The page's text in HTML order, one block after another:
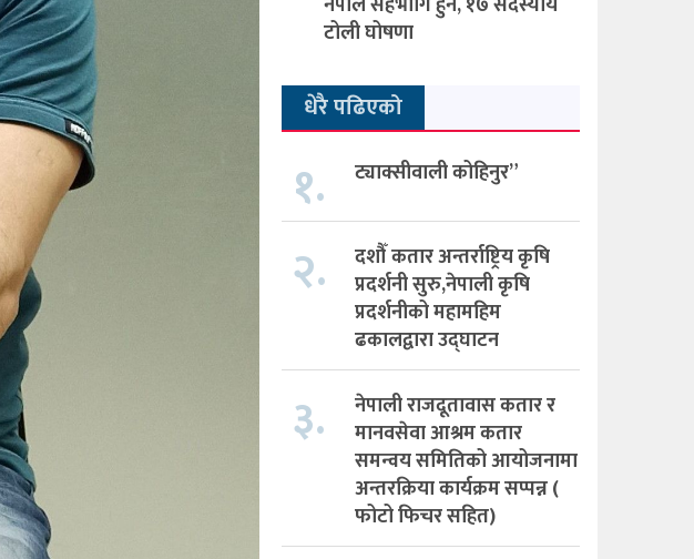
टोली घोषणा
धेरै पढिएको
१. ट्याक्सीवाली कोहिनुर”
२.
दशौँ कतार अन्तर्राष्ट्रिय कृषि
प्रदर्शनी सुरु,नेपाली कृषि
प्रदर्शनीको महामहिम
ढकालद्वारा उद्घाटन
३.
नेपाली राजदूतावास कतार र
मानवसेवा आश्रम कतार
समन्वय समितिको आयोजनामा
अन्तरक्रिया कार्यक्रम सप्पन्न (
फोटो फिचर सहित)